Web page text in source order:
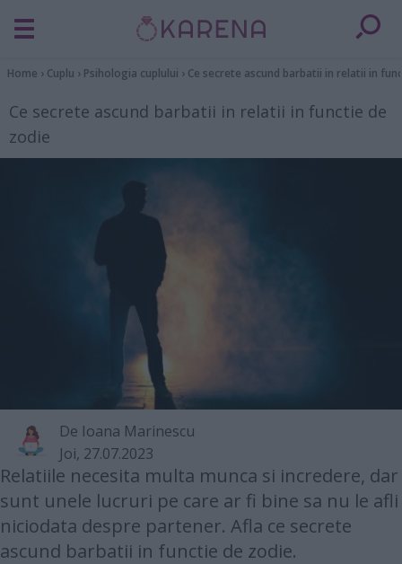
Home › Cuplu › Psihologia cuplului › Ce secrete ascund barbatii in relatii in
Ce secrete ascund barbatii in relatii in functie de
zodie
De Ioana Marinescu
Joi, 27.07.2023
Relatiile necesita multa munca si incredere, dar
sunt unele lucruri pe care ar fi bine sa nu le afli
niciodata despre partener. Afla ce secrete
ascund barbatii in functie de zodie.